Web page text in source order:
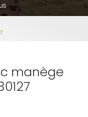
manège